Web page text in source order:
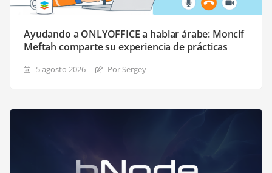
Ayudando a ONLYOFFICE a hablar árabe: Moncif
Meftah comparte su experiencia de prácticas
5 agosto 2026 Por Sergey